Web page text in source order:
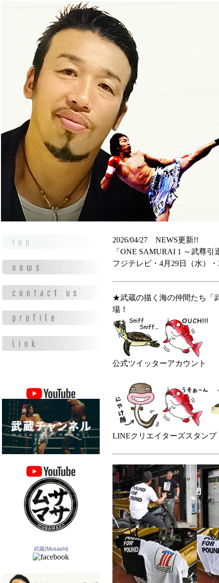
2026/04/27 NEWS更新!!
「ONE SAMURAI 1 ～武尊
フジテレビ・4月29日（水）・
★武蔵の描く海の仲間たち「
場！
公式ツイッターアカウント
LINEクリエイターズスタンプ
武蔵(Musashi)